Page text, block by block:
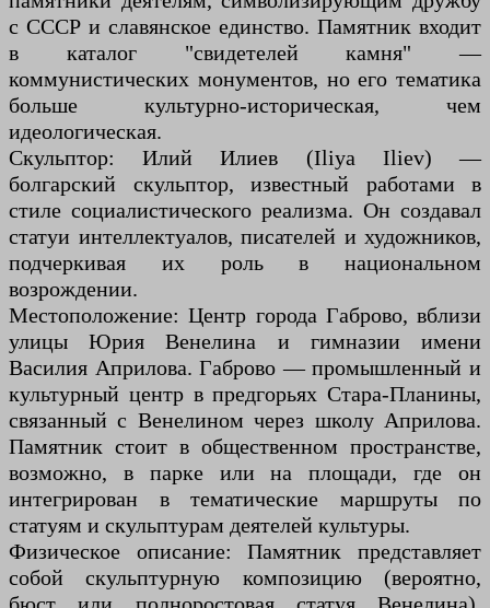
с СССР и славянское единство. Памятник входит
в каталог "свидетелей камня" —
коммунистических монументов, но его тематика
больше культурно-историческая, чем
идеологическая.
Скульптор: Илий Илиев (Iliya Iliev) —
болгарский скульптор, известный работами в
стиле социалистического реализма. Он создавал
статуи интеллектуалов, писателей и художников,
подчеркивая их роль в национальном
возрождении.
Местоположение: Центр города Габрово, вблизи
улицы Юрия Венелина и гимназии имени
Василия Априлова. Габрово — промышленный и
культурный центр в предгорьях Стара-Планины,
связанный с Венелином через школу Априлова.
Памятник стоит в общественном пространстве,
возможно, в парке или на площади, где он
интегрирован в тематические маршруты по
статуям и скульптурам деятелей культуры.
Физическое описание: Памятник представляет
собой скульптурную композицию (вероятно,